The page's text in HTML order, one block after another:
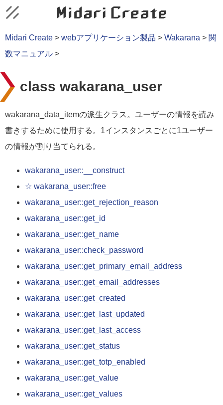
Midari Create > webアプリケーション製品 > Wakarana > 関
数マニュアル >
class wakarana_user
wakarana_data_itemの派生クラス。ユーザーの情報を読み
書きするために使用する。1インスタンスごとに1ユーザー
の情報が割り当てられる。
wakarana_user::__construct
☆ wakarana_user::free
wakarana_user::get_rejection_reason
wakarana_user::get_id
wakarana_user::get_name
wakarana_user::check_password
wakarana_user::get_primary_email_address
wakarana_user::get_email_addresses
wakarana_user::get_created
wakarana_user::get_last_updated
wakarana_user::get_last_access
wakarana_user::get_status
wakarana_user::get_totp_enabled
wakarana_user::get_value
wakarana_user::get_values